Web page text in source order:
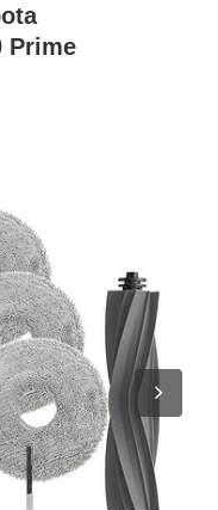
Prime
03-287 Warszawa
Pokaż na mapie